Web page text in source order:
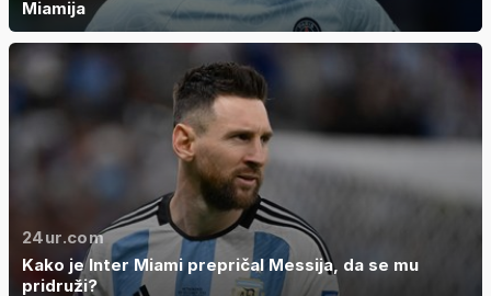
Miamija
24ur.com
Kako je Inter Miami prepričal Messija, da se mu
pridruži?